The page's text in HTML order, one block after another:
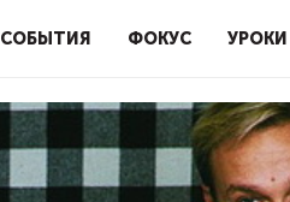
СОБЫТИЯ ФОКУС УРОКИ